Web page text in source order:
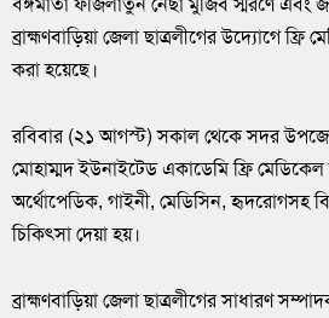
ব্রাহ্মণবাড়িয়া জেলা ছাত্রলীগের উদ্যোগে
করা হয়েছে।
রবিবার (২১ আগস্ট) সকাল থেকে সদর
মোহাম্মদ ইউনাইটেড একাডেমি ফ্রি মেডিকেল
অর্থোপেডিক, গাইনী, মেডিসিন, হৃদরোগসহ
চিকিৎসা দেয়া হয়।
ব্রাহ্মণবাড়িয়া জেলা ছাত্রলীগের সাধারণ